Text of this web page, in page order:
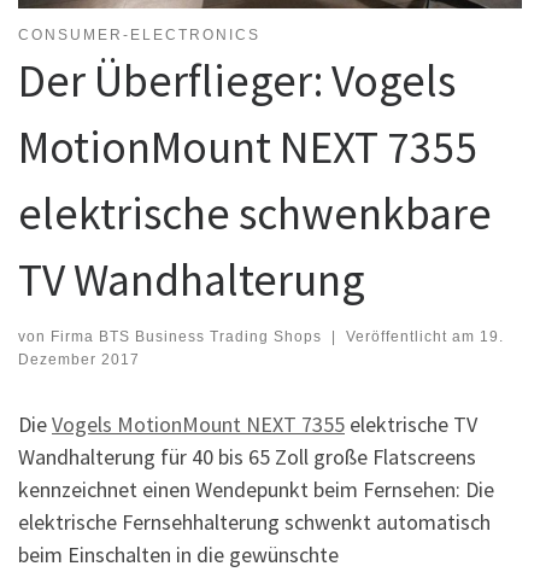
CONSUMER-ELECTRONICS
Der Überflieger: Vogels
MotionMount NEXT 7355
elektrische schwenkbare
TV Wandhalterung
von Firma BTS Business Trading Shops Veröffentlicht am 19.
Dezember 2017
DieVogels MotionMount NEXT 7355 elektrische TV
Wandhalterung für 40 bis 65 Zoll große Flatscreens
kennzeichnet einen Wendepunkt beim Fernsehen: Die
elektrische Fernsehhalterung schwenkt automatisch
beim Einschalten in die gewünschte